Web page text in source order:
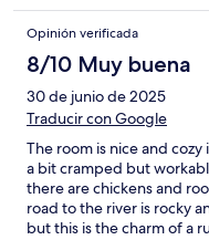
Opinión verificada
8/10 Muy buena
30 de junio de 2025
Traducir con Google
The room is nice and cozy
a bit cramped but
there are chickens and
road to the river is rocky
but this is the charm of a